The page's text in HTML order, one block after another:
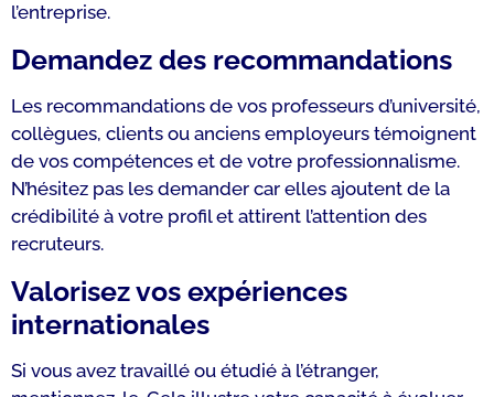
l’entreprise.
Demandez des recommandations
Les recommandations de vos professeurs d’université,
collègues, clients ou anciens employeurs témoignent
de vos compétences et de votre professionnalisme.
N’hésitez pas les demander car elles ajoutent de la
crédibilité à votre profil et attirent l’attention des
recruteurs.
Valorisez vos expériences
internationales
Si vous avez travaillé ou étudié à l’étranger,